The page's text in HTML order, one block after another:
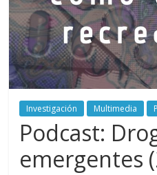
periodismo
digital
del
Politécnico
Grancolombiano
Investigación Multimedia
Podcast:
emergentes